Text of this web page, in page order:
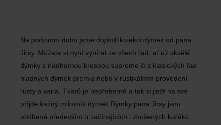
Na podzimní dobu jsme doplnili kolekci dýmek od pana
Jirsy. Můžete si nyní vybírat ze všech řad, ať už skvělé
dýmky s nádhernou kresbou supreme či z klasických řad
hladných dýmek premia nebo v rustikálním provedení
rusty a varia. Tvarů je nepřeberně a tak si jistě na své
příjde každý milovník dýmek.Dýmky pana Jirsy jsou
oblíbené především u začínajících i zkušených kuřáků.